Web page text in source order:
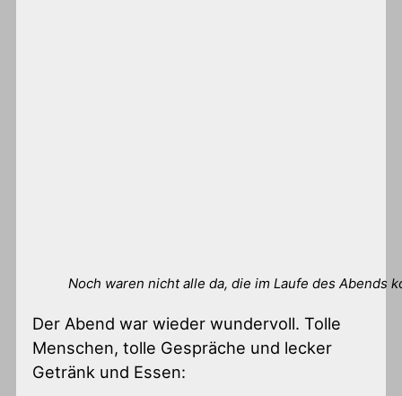
Noch waren nicht alle da, die im Laufe des Abends
Der Abend war wieder wundervoll. Tolle
Menschen, tolle Gespräche und lecker
Getränk und Essen: